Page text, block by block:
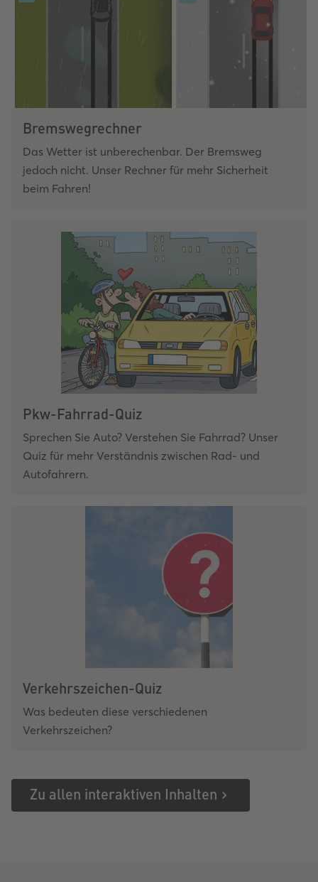
Bremswegrechner
Das Wetter ist unberechenbar. Der Bremsweg
jedoch nicht. Unser Rechner für mehr Sicherheit
beim Fahren!
Pkw-Fahrrad-Quiz
Sprechen Sie Auto? Verstehen Sie Fahrrad? Unser
Quiz für mehr Verständnis zwischen Rad- und
Autofahrern.
Verkehrszeichen-Quiz
Was bedeuten diese verschiedenen
Verkehrszeichen?
Zu allen interaktiven Inhalten